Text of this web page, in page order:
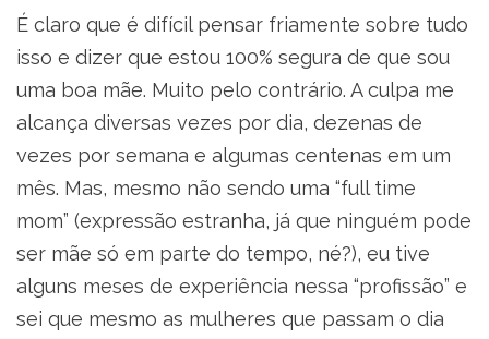
É claro que é difícil pensar friamente sobre tudo
isso e dizer que estou 100% segura de que sou
uma boa mãe. Muito pelo contrário. A culpa me
alcança diversas vezes por dia, dezenas de
vezes por semana e algumas centenas em um
mês. Mas, mesmo não sendo uma “full time
mom” (expressão estranha, já que ninguém pode
ser mãe só em parte do tempo, né?), eu tive
alguns meses de experiência nessa “profissão” e
sei que mesmo as mulheres que passam o dia